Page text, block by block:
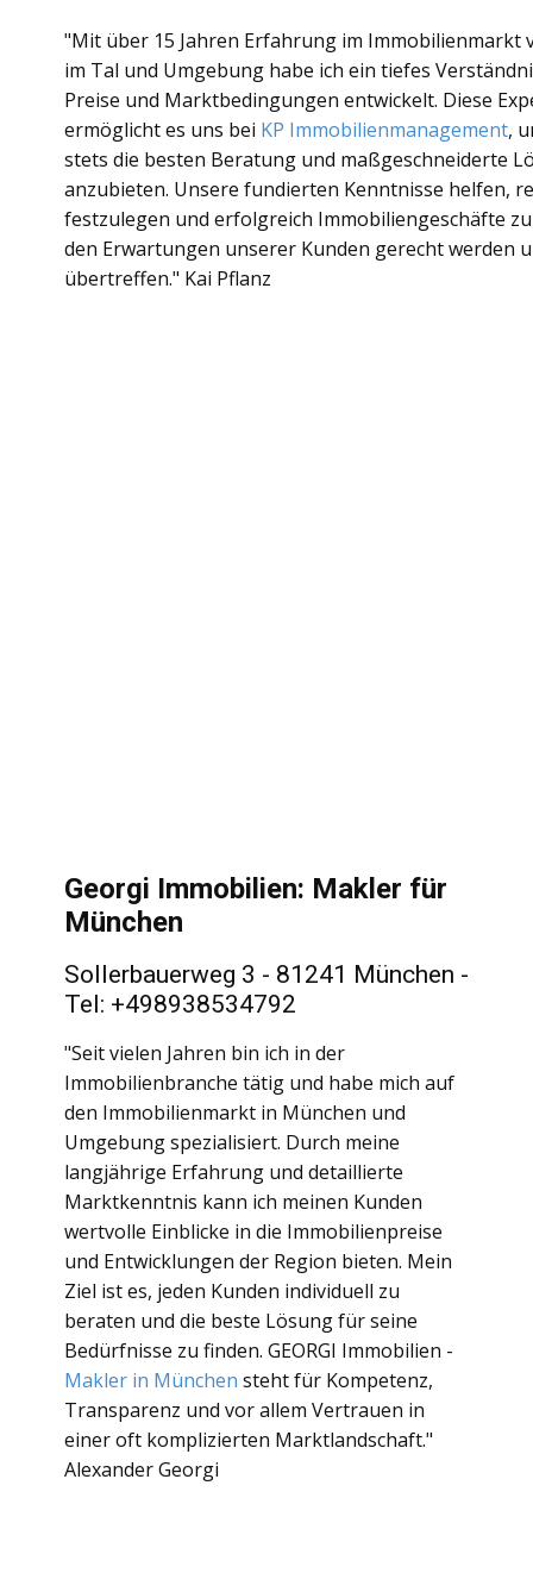
"Mit über 15 Jahren Erfahrung im Immobilienmarkt
im Tal und Umgebung habe ich ein tiefes
Preise und Marktbedingungen entwickelt. Diese
ermöglicht es uns bei KP Immobilienmanagement,
stets die besten Beratung und maßgeschneiderte
anzubieten. Unsere fundierten Kenntnisse helfen,
festzulegen und erfolgreich Immobiliengeschäfte
den Erwartungen unserer Kunden gerecht werden
übertreffen." Kai Pflanz
Georgi Immobilien: Makler für
München
Sollerbauerweg 3 - 81241 München -
Tel: +498938534792
"Seit vielen Jahren bin ich in der
Immobilienbranche tätig und habe mich auf
den Immobilienmarkt in München und
Umgebung spezialisiert. Durch meine
langjährige Erfahrung und detaillierte
Marktkenntnis kann ich meinen Kunden
wertvolle Einblicke in die Immobilienpreise
und Entwicklungen der Region bieten. Mein
Ziel ist es, jeden Kunden individuell zu
beraten und die beste Lösung für seine
Bedürfnisse zu finden. GEORGI Immobilien -
Makler in München steht für Kompetenz,
Transparenz und vor allem Vertrauen in
einer oft komplizierten Marktlandschaft."
Alexander Georgi